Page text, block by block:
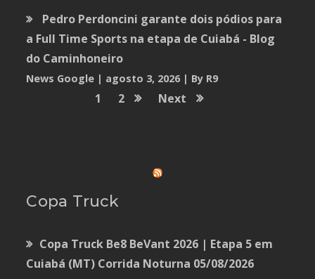
Pedro Perdoncini garante dois pódios para
a Full Time Sports na etapa de Cuiabá - Blog
do Caminhoneiro
News Google agosto 3, 2026 By R9
1 2 Next
Copa Truck
Copa Truck Be8 BeVant 2026 | Etapa 5 em
Cuiabá (MT) Corrida Noturna 05/08/2026